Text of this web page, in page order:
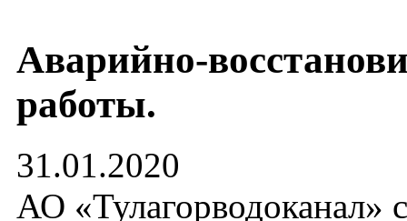
Аварийно-
работы.
31.01.2020
АО «Тулагорводоканал»